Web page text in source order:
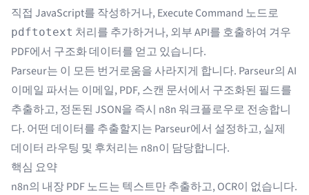
직접 JavaScript를 작성하거나, Execute Command 노드로
pdftotext 처리를 추가하거나, 외부 API를 호출하여 겨우
PDF에서 구조화 데이터를 얻고 있습니다.
Parseur는 이 모든 번거로움을 사라지게 합니다. Parseur의 AI
이메일 파서는 이메일, PDF, 스캔 문서에서 구조화된 필드를
추출하고, 정돈된 JSON을 즉시 n8n 워크플로우로 전송합니
다. 어떤 데이터를 추출할지는 Parseur에서 설정하고, 실제
데이터 라우팅 및 후처리는 n8n이 담당합니다.
핵심 요약
n8n의 내장 PDF 노드는 텍스트만 추출하고, OCR이 없습니다.